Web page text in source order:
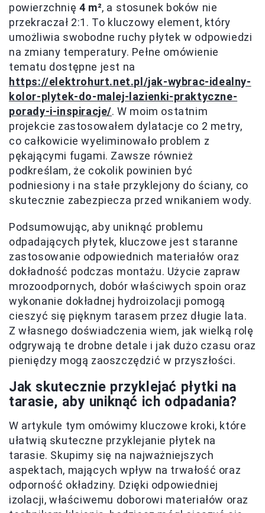
powierzchnię 4 m², a stosunek boków nie
przekraczał 2:1. To kluczowy element, który
umożliwia swobodne ruchy płytek w odpowiedzi
na zmiany temperatury. Pełne omówienie
tematu dostępne jest na
https://elektrohurt.net.pl/jak-wybrac-idealny-
kolor-plytek-do-malej-lazienki-praktyczne-
porady-i-inspiracje/. W moim ostatnim
projekcie zastosowałem dylatacje co 2 metry,
co całkowicie wyeliminowało problem z
pękającymi fugami. Zawsze również
podkreślam, że cokolik powinien być
podniesiony i na stałe przyklejony do ściany, co
skutecznie zabezpiecza przed wnikaniem wody.
Podsumowując, aby uniknąć problemu
odpadających płytek, kluczowe jest staranne
zastosowanie odpowiednich materiałów oraz
dokładność podczas montażu. Użycie zapraw
mrozoodpornych, dobór właściwych spoin oraz
wykonanie dokładnej hydroizolacji pomogą
cieszyć się pięknym tarasem przez długie lata.
Z własnego doświadczenia wiem, jak wielką rolę
odgrywają te drobne detale i jak dużo czasu oraz
pieniędzy mogą zaoszczędzić w przyszłości.
Jak skutecznie przyklejać płytki na
tarasie, aby uniknąć ich odpadania?
W artykule tym omówimy kluczowe kroki, które
ułatwią skuteczne przyklejanie płytek na
tarasie. Skupimy się na najważniejszych
aspektach, mających wpływ na trwałość oraz
odporność okładziny. Dzięki odpowiedniej
izolacji, właściwemu doborowi materiałów oraz